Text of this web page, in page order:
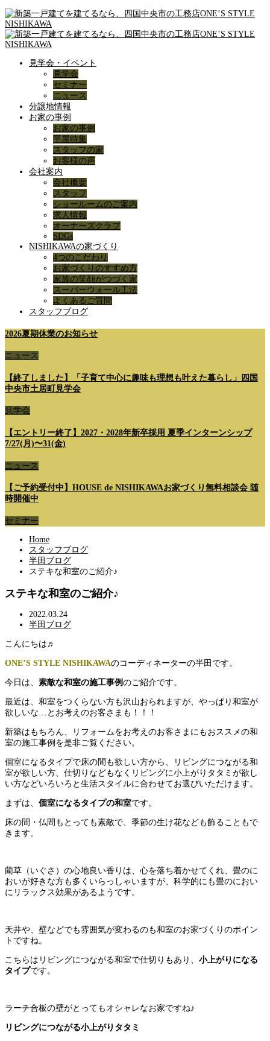
見学会・イベント
見学会
セミナー
ニュース
分譲地情報
お家の事例
お家の事例
平屋特集
スタッフの家
お客様の声
会社案内
会社概要
スタッフ
ショールームのご案内
求人情報
オーナーズクラブ
SDGs
NISHIKAWAの家づくり
4つのこだわり
お家づくりのすすめ方
家族の笑顔がつづく家
スーパーウォール工法
よくあるご質問
スタッフブログ
2026夏期休業のお知らせ
ニュース
【終了しました】「子育て中心に趣味も理想も叶えた暮らし」四国
中央市土居町見学会
見学会
【エントリー終了】2027・2028年新卒採用 夏季インターンシップ
7/27(月)〜31(金)
ニュース
【ご予約受付中】HOUSE de NISHIKAWAお家づくり無料相談会 随
時開催中
セミナー
Home
スタッフブログ
半田ブログ
ステキな和室のご紹介♪
ステキな和室のご紹介♪
2022.03.24
半田ブログ
こんにちは♬
ONE’S STYLE NISHIKAWAのコーディネーターの半田です。
今日は、 素敵な和室の施工事例のご紹介です。
最近は、和室をつくらない方も沢山おられますが、やっぱり和室が
欲しいな…とお考えのお客さまも！！！
新築はもちろん、リフォームをお考えのお客さまにもおススメの和
室の施工事例を是非ご覧ください。
個室になるタイプで床の間も欲しい方から、リビングにつながる和
室が欲しい方、仕切りなどもなくリビングに小上がりタタミが欲し
い方などいろいろと生活スタイルに合わせてお選びいただけます。
まずは、 個室になるタイプの和室です。
床の間・仏間もとっても素敵で、季節の生け花なども飾ることもで
きます。
藺草（いぐさ）の心地良い香りは、心を落ち着かせてくれ、畳のに
おいが好きな方も多くいらっしゃいますが、科学的にも畳のにおい
にリラックス効果があるようです。
天井や、壁などでも雰囲気が変わるのも和室のお家づくりのポイン
トですね。
こちらはリビングにつながる和室で仕切りもあり、 小上がりになる
タイプです。
ラーチ合板の壁がとってもオシャレなお家ですね♪
リビングにつながる小上がりタタミ